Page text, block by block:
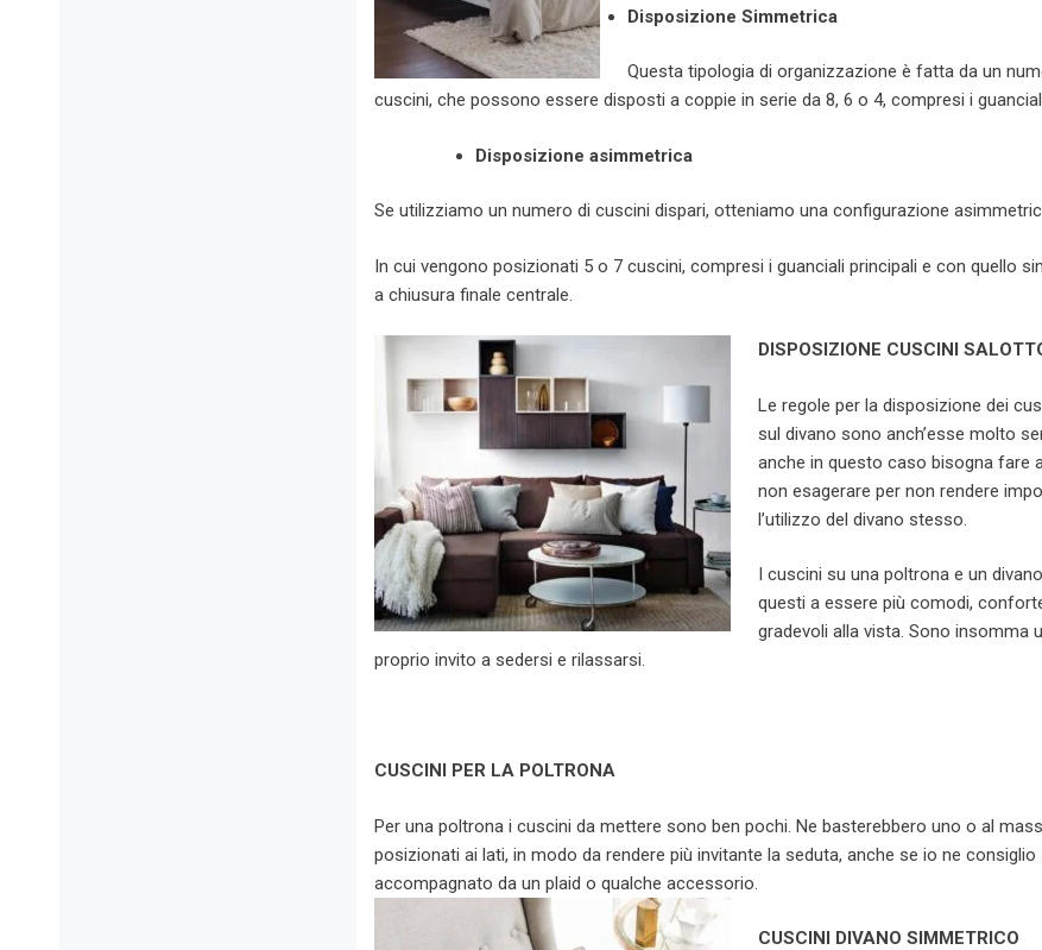
Disposizione Simmetrica
Questa tipologia di organizzazione è fatta da un
cuscini, che possono essere disposti a coppie in serie da 8, 6 o 4, compresi i
Disposizione asimmetrica
Se utilizziamo un numero di cuscini dispari, otteniamo una configurazione
In cui vengono posizionati 5 o 7 cuscini, compresi i guanciali principali e con quello
a chiusura finale centrale.
DISPOSIZIONE CUSCINI
Le regole per la disposizione dei
sul divano sono anch’esse molto
anche in questo caso bisogna fare
non esagerare per non rendere
l’utilizzo del divano stesso.
I cuscini su una poltrona e un
questi a essere più comodi,
gradevoli alla vista. Sono insomma
proprio invito a sedersi e rilassarsi.
CUSCINI PER LA POLTRONA
Per una poltrona i cuscini da mettere sono ben pochi. Ne basterebbero uno o al
posizionati ai lati, in modo da rendere più invitante la seduta, anche se io ne consiglio
accompagnato da un plaid o qualche accessorio.
CUSCINI DIVANO SIMMETRICO